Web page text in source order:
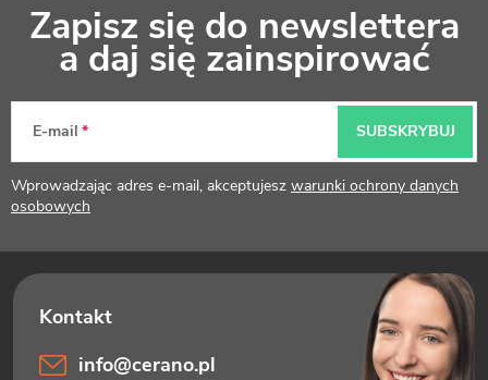
k
a
Zapisz się do newslettera
a daj się zainspirować
E-mail
Wprowadzając adres e-mail, akceptujesz warunki ochrony danych
osobowych
SUBSKRYBUJ
info@cerano.pl